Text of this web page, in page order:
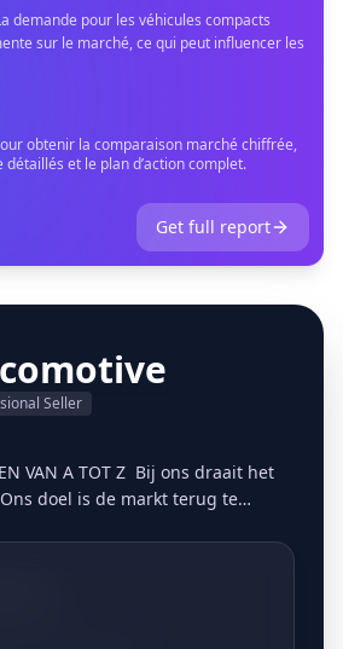
demande pour les véhicules compacts
sur le marché, ce qui peut influencer les
obtenir la comparaison marché chiffrée,
détaillés et le plan d’action complet.
Get full report
Seller
VAN A TOT Z Bij ons draait het
doel is de markt terug te
dag blijkt dit meer dan ooit een